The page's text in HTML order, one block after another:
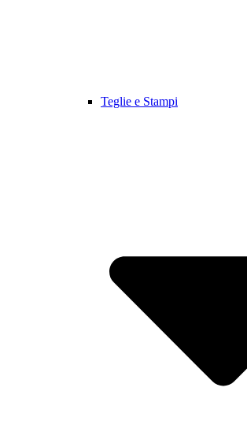
Teglie e Stampi